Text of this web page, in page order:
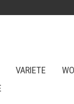
VARIETE